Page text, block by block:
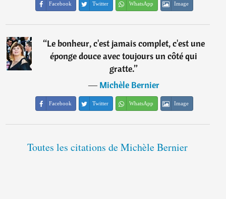
Facebook Twitter WhatsApp Image
“Le bonheur, c'est jamais complet, c'est une
éponge douce avec toujours un côté qui
gratte.”
―Michèle Bernier
Facebook Twitter WhatsApp Image
Toutes les citations de Michèle Bernier